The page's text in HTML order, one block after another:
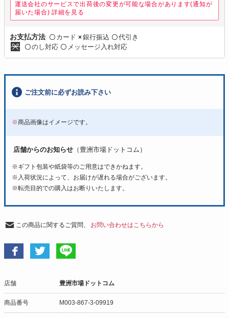
運送会社のサービスで出荷後の変更が可能な場合があります(通知が
届いた場合) 詳細を見る
お支払方法 〇 カード ×銀行振込 〇代引き
〇のし対応 〇 メッセージ入れ対応
ご注文前に必ずお読み下さい
※商品画像はイメージです。
店舗からのお知らせ （豊洲市場ドットコム）
※ギフト包装や紙袋等のご用意はできかねます。
※入荷状況によって、お届けが遅れる場合がございます。
※転売目的での購入はお断りいたします。
この商品に関するご質問、 お問い合わせはこちらから
店舗 豊洲市場ドットコム
商品番号 M003-867-3-09919